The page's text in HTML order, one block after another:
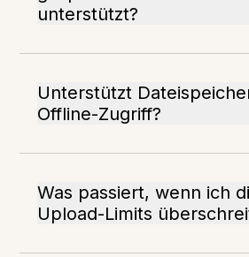
unterstützt?
Unterstützt
Offline-Zugriff?
Was passiert, wenn ich
Upload-Limits